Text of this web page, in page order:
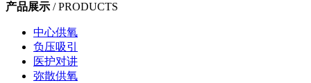
产品展示 / PRODUCTS
中心供氧
负压吸引
医护对讲
弥散供氧